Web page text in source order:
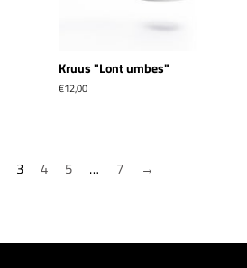
Kruus "Lont umbes"
Tavahind
€12,00
3 4 5 … 7 →